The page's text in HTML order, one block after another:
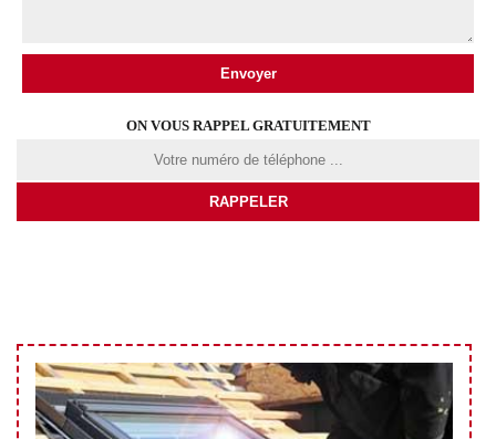
ON VOUS RAPPEL GRATUITEMENT